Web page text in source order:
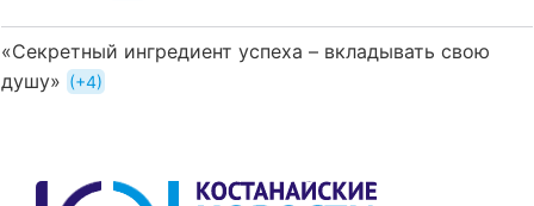
«Секретный ингредиент успеха – вкладывать свою
душу»
+4